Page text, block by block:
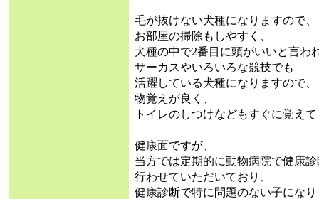
毛が抜けない犬種になりますので、
お部屋の掃除もしやすく、
犬種の中で2番目に頭がいいと言わ
サーカスやいろいろな競技でも
活躍している犬種になりますので、
物覚えが良く、
トイレのしつけなどもすぐに覚え
健康面ですが、
当方では定期的に動物病院で健康
行わせていただいており、
健康診断で特に問題のない子にな